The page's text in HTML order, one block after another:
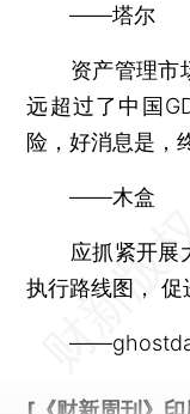
——塔尔
资产管理市场
远超过了中国
险，好消息是，
——木盒
应抓紧开展大
执行路线图， 促